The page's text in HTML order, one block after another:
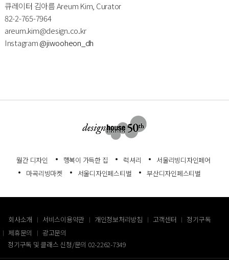
큐레이터 김아름 Areum Kim, Curator
82-2-765-7964
areum.kim@design.co.kr
Instagram@jiwooheon_dh
월간 디자인 행복이 가득한 집 럭셔리
서울리빙디자인페어
마곡리빙마켓
서울디자인페스티벌 부산디자인페스티벌
회사소개 서비스이용약관 개인정보처리방침 고객센터
정기구독
제휴문의
광고문의
정기구독 및 클래스 신청/문의 02-2262-7349